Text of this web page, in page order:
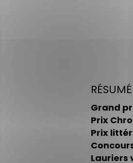
Grand
Prix
Prix
Lauriers